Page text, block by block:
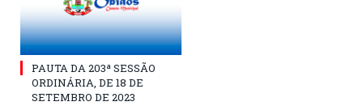
PAUTA DA 203ª SESSÃO
ORDINÁRIA, DE 18 DE
SETEMBRO DE 2023